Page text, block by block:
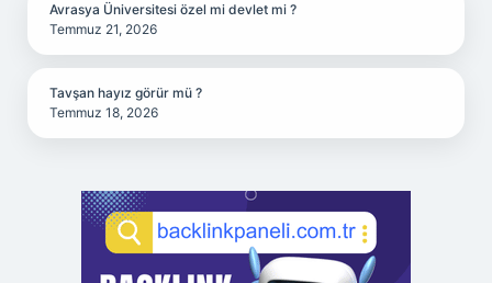
Avrasya Üniversitesi özel mi devlet mi ?
Temmuz 21, 2026
Tavşan hayız görür mü ?
Temmuz 18, 2026